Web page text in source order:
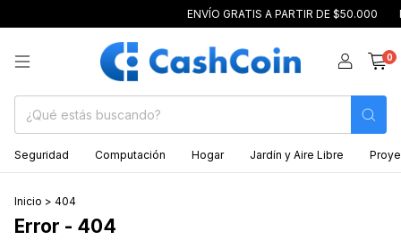
ENVÍO GRATIS A PARTIR DE $50.000
0
Seguridad Computación Hogar Jardín y Aire Libre
Inicio > 404
Error - 404